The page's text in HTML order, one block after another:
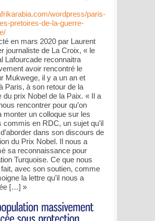
wordpress/paris-
pretoires-de-la-guerre-
en mars 2020 par Laurent
journaliste de La Croix, « le
Lafourcade reconnaitra
avoir rencontré le
Mukwege, il y a un an et
Paris, à son retour de la
du prix Nobel de la Paix. « Il a
rencontrer pour qu’on
monter un colloque sur les
commis en RDC, un sujet qu’il
dans son discours de
du Prix Nobel. Il nous a
sa reconnaissance pour
Turquoise. Ce que nous
avec son soutien, comme
la lettre qu’il nous a
[…] »